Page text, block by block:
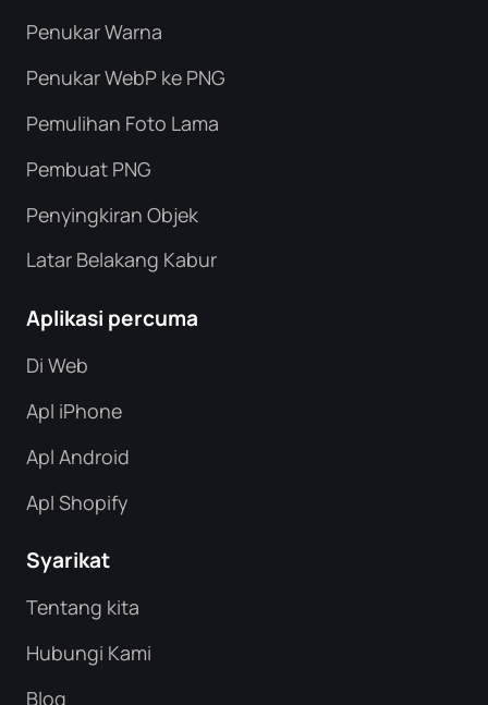
Penukar Warna
Penukar WebP ke PNG
Pemulihan Foto Lama
Pembuat PNG
Penyingkiran Objek
Latar Belakang Kabur
Aplikasi percuma
Di Web
Apl iPhone
Apl Android
Apl Shopify
Syarikat
Tentang kita
Hubungi Kami
Blog